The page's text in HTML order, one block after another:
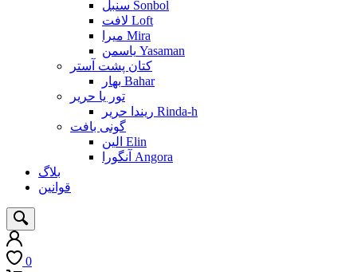
سنبل Sonbol
لافت Loft
میرا Mira
یاسمن Yasaman
کتان پشت آستر
بهار Bahar
تور یا حریر
ریندا حریر Rinda-h
گونی بافت
الین Elin
آنگورا Angora
بلاگ
قوانین
0